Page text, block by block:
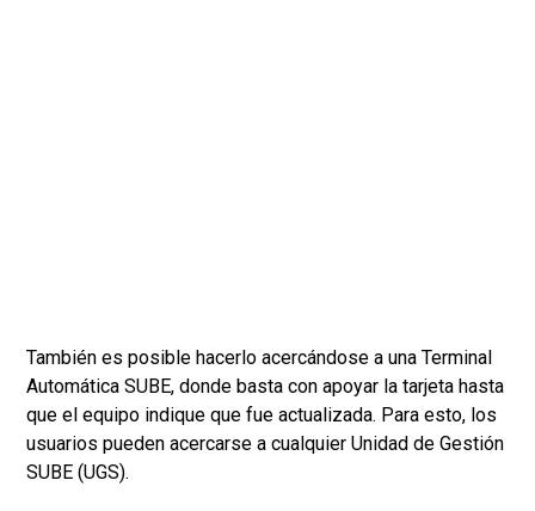
También es posible hacerlo acercándose a una Terminal
Automática SUBE, donde basta con apoyar la tarjeta hasta
que el equipo indique que fue actualizada. Para esto, los
usuarios pueden acercarse a cualquier Unidad de Gestión
SUBE (UGS).